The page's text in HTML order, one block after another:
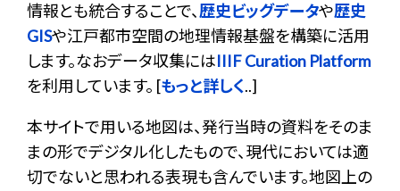
情報とも統合することで、歴史ビッグデータや歴史
GISや江戸都市空間の地理情報基盤を構築に活用
します。なおデータ収集にはIIIF Curation Platform
を利用しています。 [もっと詳しく..]
本サイトで用いる地図は、発行当時の資料をそのま
まの形でデジタル化したもので、現代においては適
切でないと思われる表現も含んでいます。地図上の